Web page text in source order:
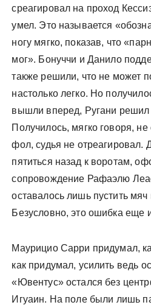
среагировал на проход
умел. Это называется
ногу мягко, показав, что
мог». Бонуччи и Данило
также решили, что не может
настолько легко. Но
вышли вперед, Ругани решил
Получилось, мягко говоря,
фол, судья не отреагировал.
пятиться назад к воротам,
сопровождение Рафаэлю
оставалось лишь пустить мяч
Безусловно, это ошибка еще
Маурицио Сарри придумал,
как придумал, усилить ведь
«Ювентус» остался без
Игуаин. На поле были лишь